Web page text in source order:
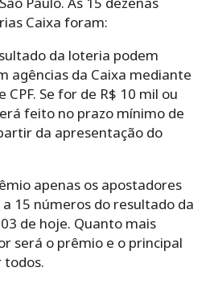
Caixa foram:
da loteria podem
agências da Caixa mediante
CPF. Se for de R$ 10 mil ou
feito no prazo mínimo de
da apresentação do
apenas os apostadores
15 números do resultado da
de hoje. Quanto mais
será o prêmio e o principal
todos.